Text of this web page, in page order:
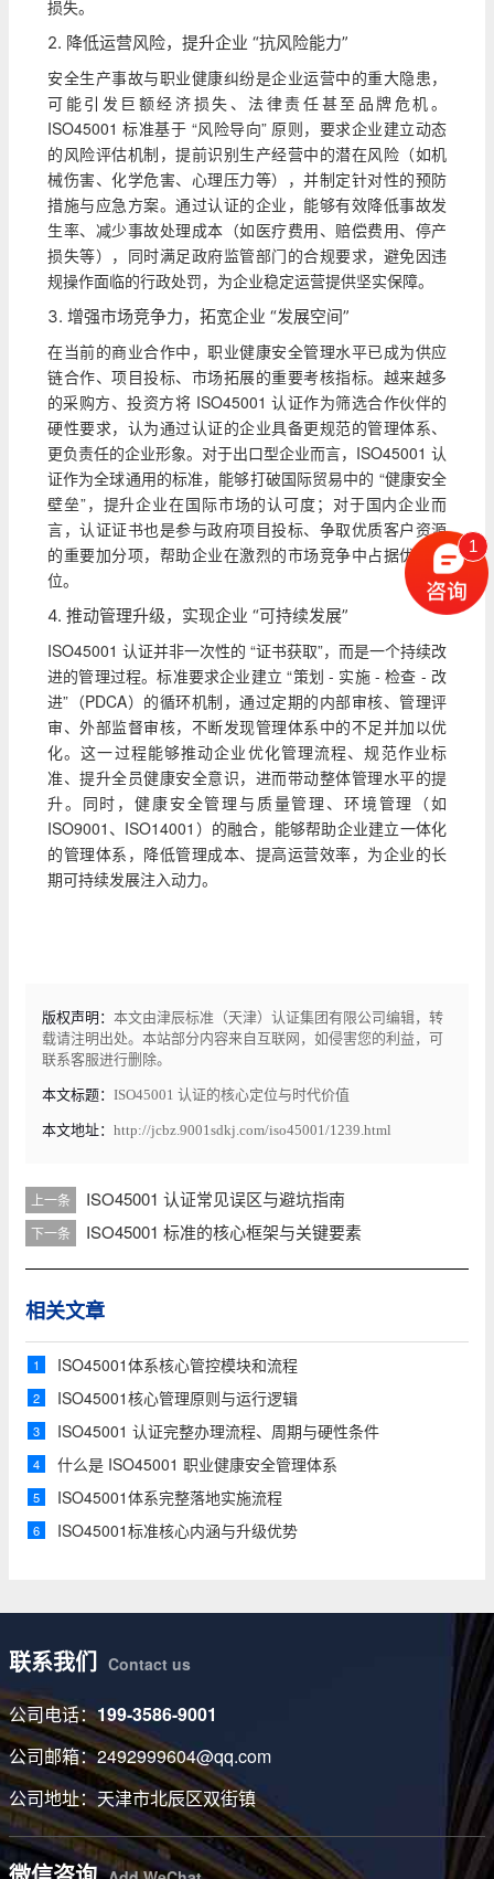
损失。
2. 降低运营风险，提升企业 “抗风险能力”
安全生产事故与职业健康纠纷是企业运营中的重大隐患，
可能引发巨额经济损失、法律责任甚至品牌危机。
ISO45001 标准基于 “风险导向” 原则，要求企业建立动态
的风险评估机制，提前识别生产经营中的潜在风险（如机
械伤害、化学危害、心理压力等），并制定针对性的预防
措施与应急方案。通过认证的企业，能够有效降低事故发
生率、减少事故处理成本（如医疗费用、赔偿费用、停产
损失等），同时满足政府监管部门的合规要求，避免因违
规操作面临的行政处罚，为企业稳定运营提供坚实保障。
3. 增强市场竞争力，拓宽企业 “发展空间”
在当前的商业合作中，职业健康安全管理水平已成为供应
链合作、项目投标、市场拓展的重要考核指标。越来越多
的采购方、投资方将 ISO45001 认证作为筛选合作伙伴的
硬性要求，认为通过认证的企业具备更规范的管理体系、
更负责任的企业形象。对于出口型企业而言，ISO45001 认
证作为全球通用的标准，能够打破国际贸易中的 “健康安全
壁垒”，提升企业在国际市场的认可度；对于国内企业而
言，认证证书也是参与政府项目投标、争取优质客户资源
的重要加分项，帮助企业在激烈的市场竞争中占据优势地
位。
4. 推动管理升级，实现企业 “可持续发展”
ISO45001 认证并非一次性的 “证书获取”，而是一个持续改
进的管理过程。标准要求企业建立 “策划 - 实施 - 检查 - 改
进”（PDCA）的循环机制，通过定期的内部审核、管理评
审、外部监督审核，不断发现管理体系中的不足并加以优
化。这一过程能够推动企业优化管理流程、规范作业标
准、提升全员健康安全意识，进而带动整体管理水平的提
升。同时，健康安全管理与质量管理、环境管理（如
ISO9001、ISO14001）的融合，能够帮助企业建立一体化
的管理体系，降低管理成本、提高运营效率，为企业的长
期可持续发展注入动力。
版权声明： 本文由津辰标准（天津）认证集团有限公司编辑，转
载请注明出处。本站部分内容来自互联网，如侵害您的利益，可
联系客服进行删除。
本文标题： ISO45001 认证的核心定位与时代价值
本文地址： http://jcbz.9001sdkj.com/iso45001/1239.html
上一条 ISO45001 认证常见误区与避坑指南
下一条 ISO45001 标准的核心框架与关键要素
相关文章
1 ISO45001体系核心管控模块和流程
2 ISO45001核心管理原则与运行逻辑
3 ISO45001 认证完整办理流程、周期与硬性条件
4 什么是 ISO45001 职业健康安全管理体系
5 ISO45001体系完整落地实施流程
6 ISO45001标准核心内涵与升级优势
联系我们 Contact us
公司电话：199-3586-9001
公司邮箱：2492999604@qq.com
公司地址：天津市北辰区双街镇
1